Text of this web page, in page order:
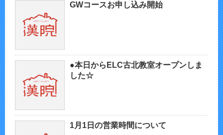
GWコースお申し込み開始
●本日からELC古北教室オープンしま
した☆
1月1日の営業時間について